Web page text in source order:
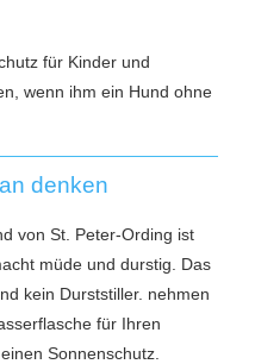
für Kinder und
wenn ihm ein Hund ohne
denken
von St. Peter-Ording ist
müde und durstig. Das
kein Durststiller. nehmen
für Ihren
Sonnenschutz.